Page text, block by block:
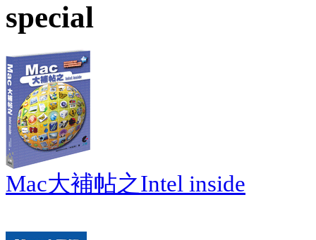
special
Mac大補帖之Intel inside